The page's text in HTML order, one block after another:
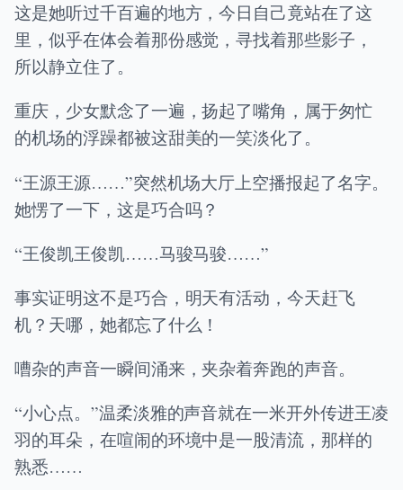
这是她听过千百遍的地方，今日自己竟站在了这
里，似乎在体会着那份感觉，寻找着那些影子，
所以静立住了。
重庆，少女默念了一遍，扬起了嘴角，属于匆忙
的机场的浮躁都被这甜美的一笑淡化了。
“王源王源……”突然机场大厅上空播报起了名字。
她愣了一下，这是巧合吗？
“王俊凯王俊凯……马骏马骏……”
事实证明这不是巧合，明天有活动，今天赶飞
机？天哪，她都忘了什么！
嘈杂的声音一瞬间涌来，夹杂着奔跑的声音。
“小心点。”温柔淡雅的声音就在一米开外传进王凌
羽的耳朵，在喧闹的环境中是一股清流，那样的
熟悉……